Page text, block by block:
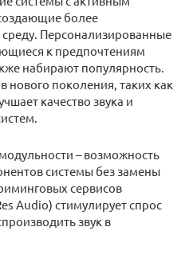
более
Персонализированные
к предпочтениям
набирают популярность.
нового поколения, таких как
качество звука и
– возможность
системы без замены
сервисов
Audio) стимулирует спрос
звук в